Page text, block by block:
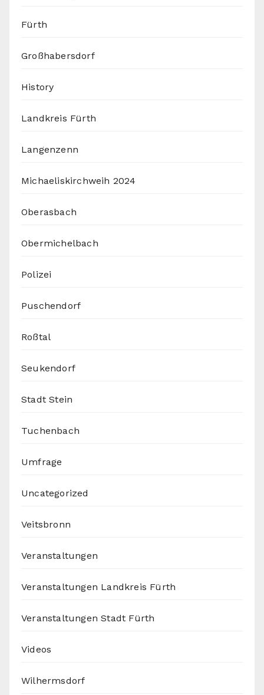
Fürth
Großhabersdorf
History
Landkreis Fürth
Langenzenn
Michaeliskirchweih 2024
Oberasbach
Obermichelbach
Polizei
Puschendorf
Roßtal
Seukendorf
Stadt Stein
Tuchenbach
Umfrage
Uncategorized
Veitsbronn
Veranstaltungen
Veranstaltungen Landkreis Fürth
Veranstaltungen Stadt Fürth
Videos
Wilhermsdorf